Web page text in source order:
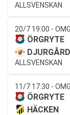
ALLSVENSKAN
20/7 19:00 -
ÖRGRYTE
ALLSVENSKAN
11/7 17:30 -
ÖRGRYTE
HÄCKEN